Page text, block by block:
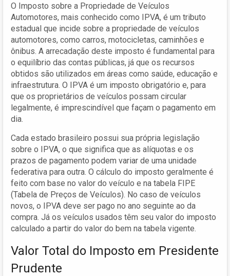
O Imposto sobre a Propriedade de Veículos
Automotores, mais conhecido como IPVA, é um tributo
estadual que incide sobre a propriedade de veículos
automotores, como carros, motocicletas, caminhões e
ônibus. A arrecadação deste imposto é fundamental para
o equilíbrio das contas públicas, já que os recursos
obtidos são utilizados em áreas como saúde, educação e
infraestrutura. O IPVA é um imposto obrigatório e, para
que os proprietários de veículos possam circular
legalmente, é imprescindível que façam o pagamento em
dia.
Cada estado brasileiro possui sua própria legislação
sobre o IPVA, o que significa que as alíquotas e os
prazos de pagamento podem variar de uma unidade
federativa para outra. O cálculo do imposto geralmente é
feito com base no valor do veículo e na tabela FIPE
(Tabela de Preços de Veículos). No caso de veículos
novos, o IPVA deve ser pago no ano seguinte ao da
compra. Já os veículos usados têm seu valor do imposto
calculado a partir do valor do bem na tabela vigente.
Valor Total do Imposto em Presidente
Prudente